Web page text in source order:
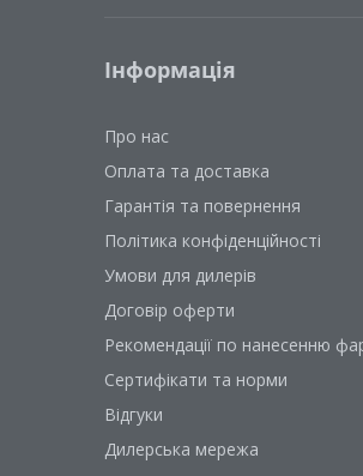
Інформація
Про нас
Оплата та доставка
Гарантія та повернення
Політика конфіденційності
Умови для дилерів
Договір оферти
Рекомендації по нанесенню
Сертифікати та норми
Відгуки
Дилерська мережа